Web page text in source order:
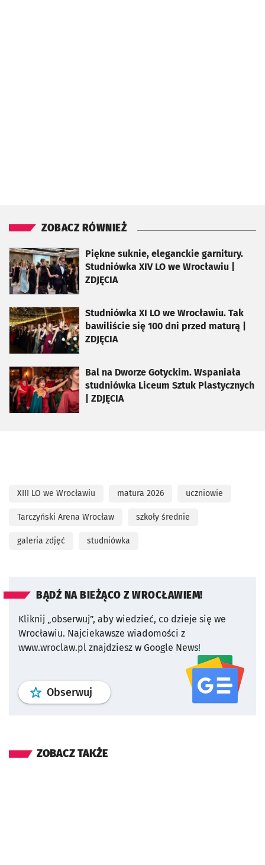
ZOBACZ RÓWNIEŻ
Piękne suknie, eleganckie garnitury.
Studniówka XIV LO we Wrocławiu |
ZDJĘCIA
otworzy się w nowej karcie
Studniówka XI LO we Wrocławiu. Tak
bawiliście się 100 dni przed maturą |
ZDJĘCIA
otworzy się w nowej karcie
Bal na Dworze Gotyckim. Wspaniała
studniówka Liceum Sztuk Plastycznych
| ZDJĘCIA
otworzy się w nowej karcie
XIII LO we Wrocławiu matura 2026 uczniowie
Tarczyński Arena Wrocław szkoły średnie
galeria zdjęć studniówka
BĄDŹ NA BIEŻĄCO Z WROCŁAWIEM!
Kliknij „obserwuj”, aby wiedzieć, co dzieje się we
Wrocławiu. Najciekawsze wiadomości z
www.wroclaw.pl znajdziesz w Google News!
Obserwuj profil serwisu
ZOBACZ TAKŻE